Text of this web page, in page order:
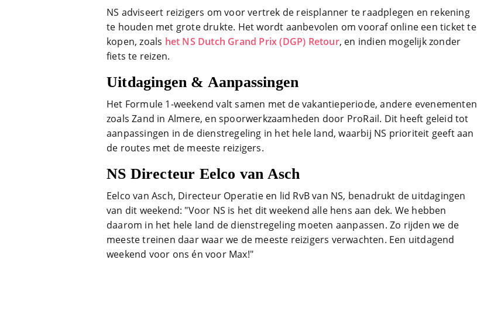
NS adviseert reizigers om voor vertrek de reisplanner te raadplegen en rekening
te houden met grote drukte. Het wordt aanbevolen om vooraf online een ticket te
kopen, zoals het NS Dutch Grand Prix (DGP) Retour, en indien mogelijk zonder
fiets te reizen.
Uitdagingen & Aanpassingen
Het Formule 1-weekend valt samen met de vakantieperiode, andere evenementen
zoals Zand in Almere, en spoorwerkzaamheden door ProRail. Dit heeft geleid tot
aanpassingen in de dienstregeling in het hele land, waarbij NS prioriteit geeft aan
de routes met de meeste reizigers.
NS Directeur Eelco van Asch
Eelco van Asch, Directeur Operatie en lid RvB van NS, benadrukt de uitdagingen
van dit weekend: "Voor NS is het dit weekend alle hens aan dek. We hebben
daarom in het hele land de dienstregeling moeten aanpassen. Zo rijden we de
meeste treinen daar waar we de meeste reizigers verwachten. Een uitdagend
weekend voor ons én voor Max!"